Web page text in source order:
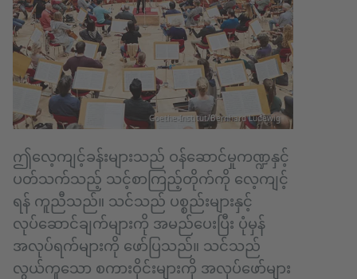
Goethe-Institut/Bernhard Ludewig
ဤလေ့ကျင့်ခန်းများသည် ဝန်ဆောင်မှုကဏ္ဍနှင့်
ပတ်သက်သည့် သင့်စာကြည့်တိုက်ကို လေ့ကျင့်
ရန် ကူညီသည်။ သင်သည် ပစ္စည်းများနှင့်
လုပ်ဆောင်ချက်များကို အမည်ပေးပြီး ပုံမှန်
အလုပ်ရက်များကို ဖော်ပြသည်။ သင်သည်
လွယ်ကူသော စကားဝိုင်းများကို အလုပ်ဖော်များ